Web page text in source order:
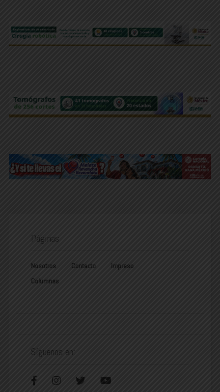
Páginas
Nosotros Contacto
Impreso
Columnas
Síguenos en: